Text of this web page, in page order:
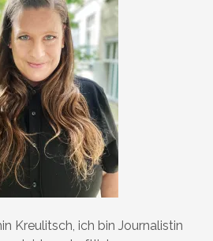
Kreulitsch, ich bin Journalistin